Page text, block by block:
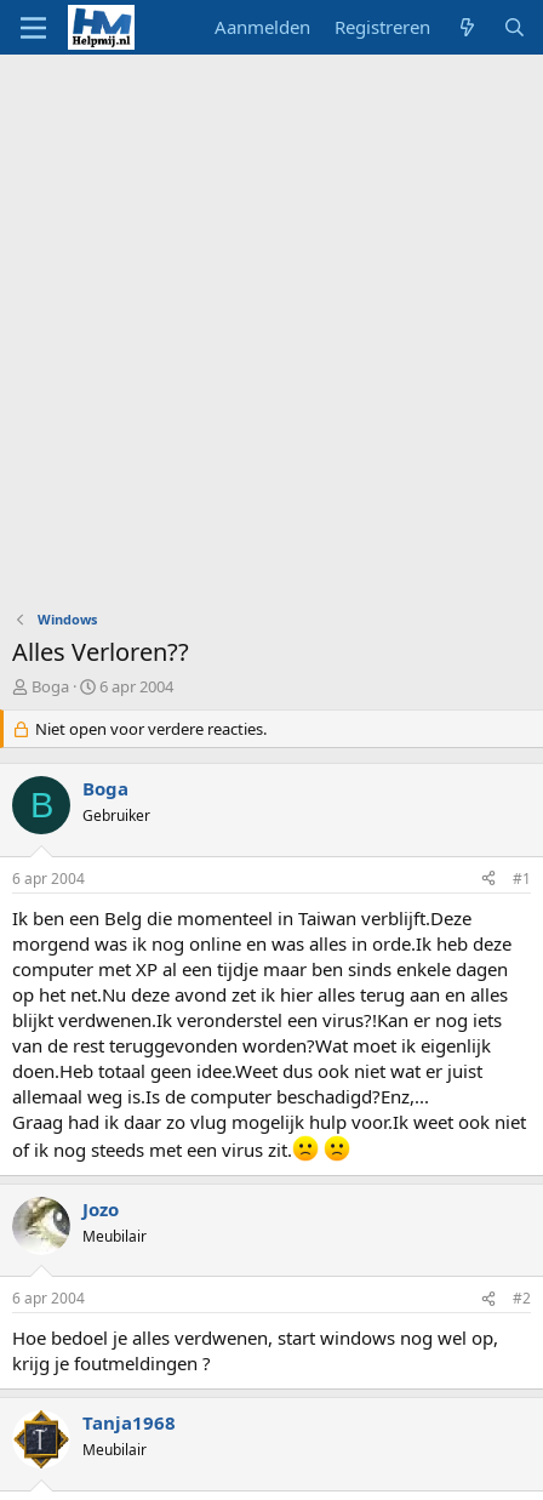
Aanmelden Registreren
Windows
Alles Verloren??
O
d
e
r
w
e
r
p
s
a
r
t
e
r
Boga
S
a
r
d
a
u
6 apr 2004
Niet open voor verdere reacties.
B Boga
Gebruiker
6 apr 2004 #1
Ik ben een Belg die momenteel in Taiwan verblijft.Deze
morgend was ik nog online en was alles in orde.Ik heb deze
computer met XP al een tijdje maar ben sinds enkele dagen
op het net.Nu deze avond zet ik hier alles terug aan en alles
blijkt verdwenen.Ik veronderstel een virus?!Kan er nog iets
van de rest teruggevonden worden?Wat moet ik eigenlijk
doen.Heb totaal geen idee.Weet dus ook niet wat er juist
allemaal weg is.Is de computer beschadigd?Enz,...
Graag had ik daar zo vlug mogelijk hulp voor.Ik weet ook niet
of ik nog steeds met een virus zit.
Jozo
Meubilair
6 apr 2004 #2
Hoe bedoel je alles verdwenen, start windows nog wel op,
krijg je foutmeldingen ?
Tanja1968
Meubilair